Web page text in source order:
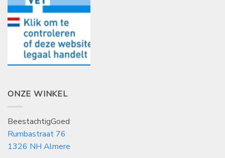
ONZE WINKEL
BeestachtigGoed
Rumbastraat 76
1326 NH Almere